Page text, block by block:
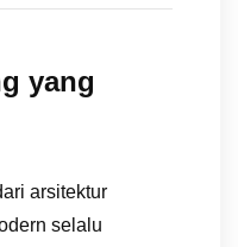
yang
arsitektur
selalu